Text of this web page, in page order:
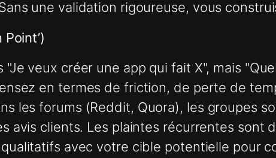
une validation rigoureuse, vous
"Je veux créer une app qui fait X", mais
en termes de friction, de perte de
les forums (Reddit, Quora), les groupes
avis clients. Les plaintes récurrentes sont
avec votre cible potentielle pour